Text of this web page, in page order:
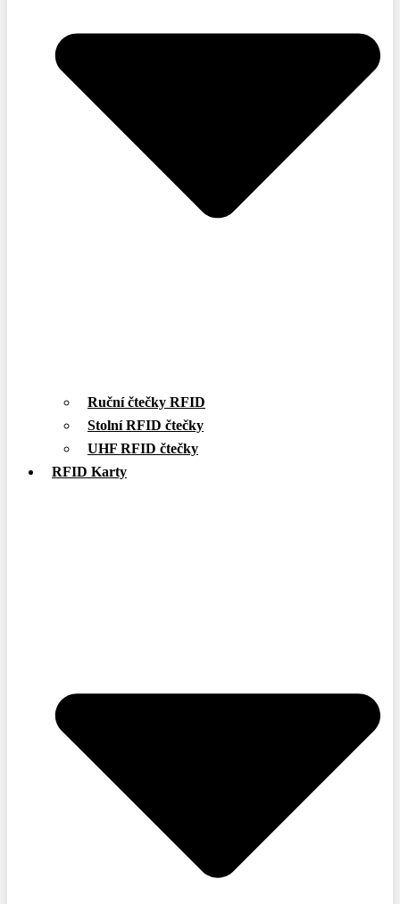
Ruční čtečky RFID
Stolní RFID čtečky
UHF RFID čtečky
RFID Karty